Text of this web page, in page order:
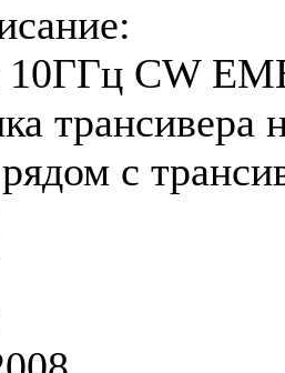
10ГГц CW
с